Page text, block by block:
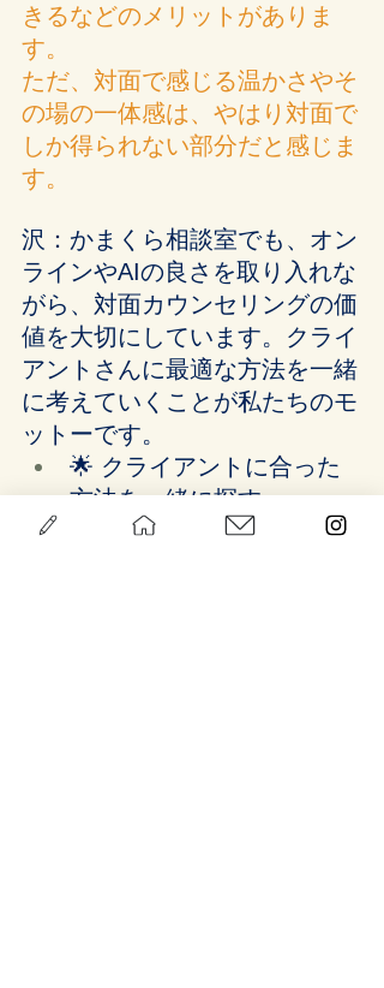
きるなどのメリットがありま
す。
ただ、対面で感じる温かさやそ
の場の一体感は、やはり対面で
しか得られない部分だと感じま
す。
沢：かまくら相談室でも、オン
ラインやAIの良さを取り入れな
がら、対面カウンセリングの価
値を大切にしています。クライ
アントさんに最適な方法を一緒
に考えていくことが私たちのモ
ットーです。
🌟 クライアントに合った
方法を一緒に探す
🤝 信頼関係を築くための